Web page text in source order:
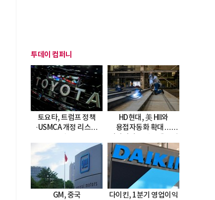
투데이 컴퍼니
토요타, 트럼프 정책
·USMCA 개정 리스크
HD현대, 美 HII와
용접자동화 확대…
도입
GM, 중국
다이킨, 1분기 영업이익